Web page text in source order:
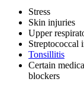
Stress
Skin injuries
Upper
Streptococcal
Tonsillitis
Certain
blockers